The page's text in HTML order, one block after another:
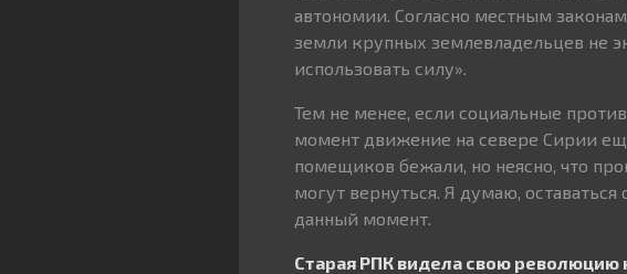
автономии. Согласно местным
земли крупных землевладельцев не
использовать силу».
Тем не менее, если социальные
момент движение на севере Сирии
помещиков бежали, но неясно, что
могут вернуться. Я думаю,
данный момент.
Старая РПК видела свою революцию